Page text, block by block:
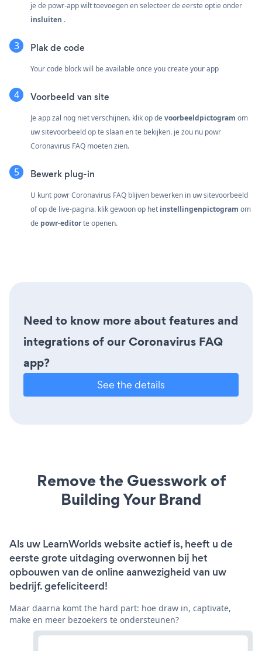
je de powr-app wilt toevoegen en selecteer de eerste optie onder
insluiten .
Plak de code
Your code block will be available once you create your app
Voorbeeld van site
Je app zal nog niet verschijnen. klik op devoorbeeldpictogram om
uw sitevoorbeeld op te slaan en te bekijken. je zou nu powr
Coronavirus FAQ moeten zien.
Bewerk plug-in
U kunt powr Coronavirus FAQ blijven bewerken in uw sitevoorbeeld
of op de live-pagina. klik gewoon op het instellingenpictogram om
de powr-editorte openen.
Need to know more about features and
integrations of our Coronavirus FAQ
app?
See the details
Remove the Guesswork of
Building Your Brand
Als uw LearnWorlds website actief is, heeft u de
eerste grote uitdaging overwonnen bij het
opbouwen van de online aanwezigheid van uw
bedrijf. gefeliciteerd!
Maar daarna komt the hard part: hoe draw in, captivate,
make en meer bezoekers te ondersteunen?